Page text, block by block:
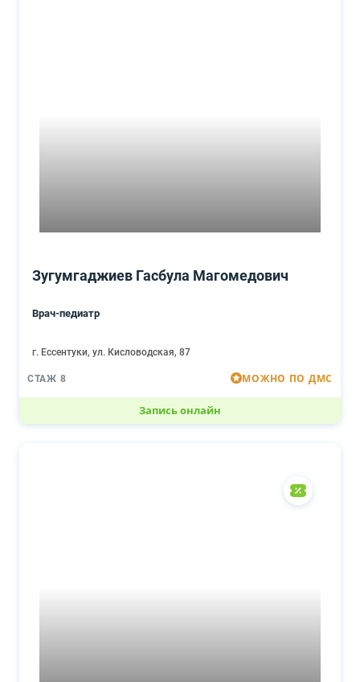
Зугумгаджиев Гасбула Магомедович
Врач-педиатр
г. Ессентуки, ул. Кисловодская, 87
СТАЖ 8 МОЖНО ПО ДМС
Запись онлайн